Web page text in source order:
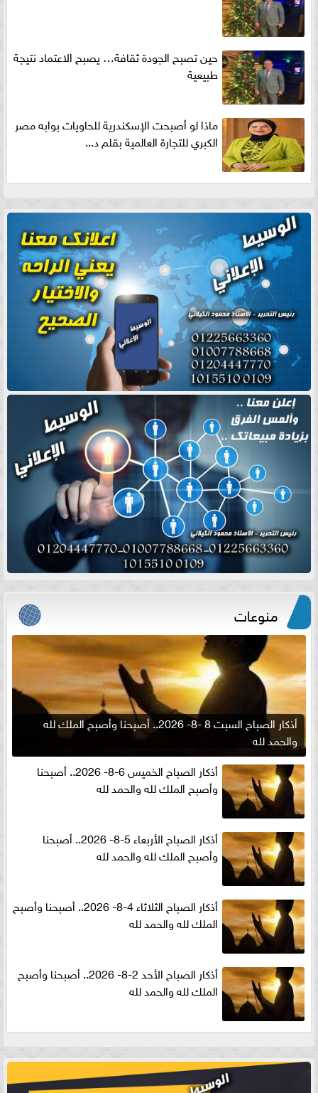
حين تصبح الجودة ثقافة… يصبح الاعتماد نتيجة
طبيعية
ماذا لو أصبحت الإسكندرية للحاويات بوابه مصر
الكبري للتجارة العالمية بقلم د...
منوعات
أذكار الصباح السبت 8 -8- 2026.. أصبحنا وأصبح الملك لله
والحمد لله
أذكار الصباح الخميس 6-8- 2026.. أصبحنا
وأصبح الملك لله والحمد لله
أذكار الصباح الأربعاء 5-8- 2026.. أصبحنا
وأصبح الملك لله والحمد لله
أذكار الصباح الثلاثاء 4-8- 2026.. أصبحنا وأصبح
الملك لله والحمد لله
أذكار الصباح الأحد 2-8- 2026.. أصبحنا وأصبح
الملك لله والحمد لله